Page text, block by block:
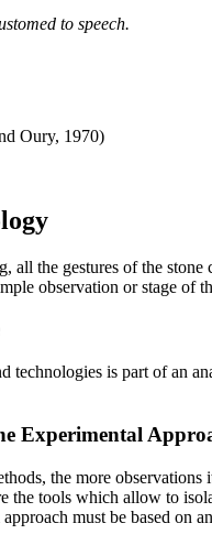
to speech.
Oury, 1970)
all the gestures of the
observation or stage of
technologies is part of an
Experimental
the more
the tools which allow to
must be based on